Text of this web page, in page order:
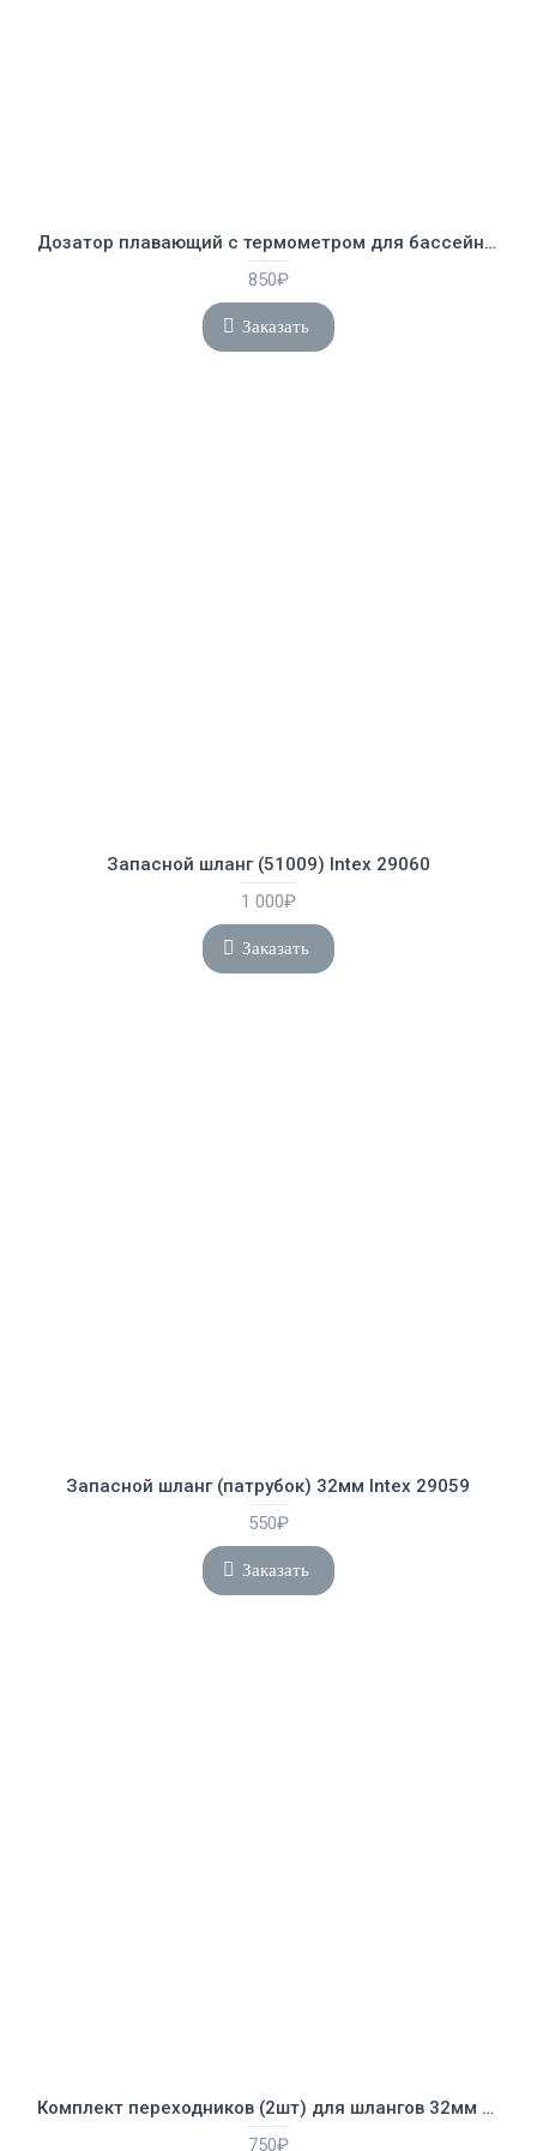
Дозатор плавающий с термометром для бассейна BestWay 58209
850₽
Заказать
Запасной шланг (51009) Intex 29060
1 000₽
Заказать
Запасной шланг (патрубок) 32мм Intex 29059
550₽
Заказать
Комплект переходников (2шт) для шлангов 32мм на 38мм, Bestway 58236
750₽